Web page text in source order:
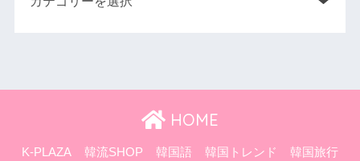
HOME
K-PLAZA 韓流SHOP 韓国語 韓国トレンド 韓国旅行